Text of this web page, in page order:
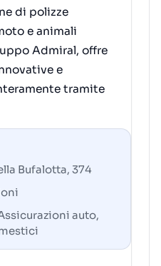
di polizze
e animali
Admiral, offre
e
tramite
Bufalotta, 374
auto,